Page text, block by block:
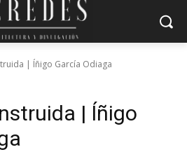
| Íñigo García Odiaga
| Íñigo